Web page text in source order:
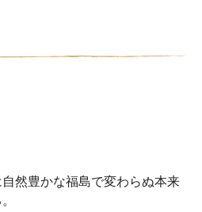
然豊かな福島で変わらぬ本来